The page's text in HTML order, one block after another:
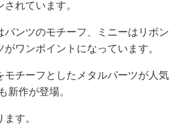
れています。
ンツのモチーフ、ミニーはリボン
ワンポイントになっています。
モチーフとしたメタルパーツが人気
新作が登場。
す。